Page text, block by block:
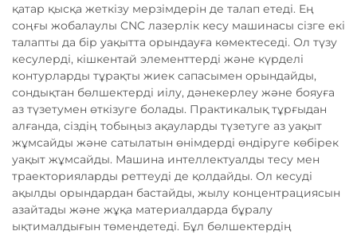
қатар қысқа жеткізу мерзімдерін де талап етеді. Ең
соңғы жобалаулы CNC лазерлік кесу машинасы сізге екі
талапты да бір уақытта орындауға көмектеседі. Ол түзу
кесулерді, кішкентай элементтерді және күрделі
контурларды тұрақты жиек сапасымен орындайды,
сондықтан бөлшектерді иілу, дәнекерлеу және бояуға
аз түзетумен өткізуге болады. Практикалық тұрғыдан
алғанда, сіздің тобыңыз ақауларды түзетуге аз уақыт
жұмсайды және сатылатын өнімдерді өндіруге көбірек
уақыт жұмсайды. Машина интеллектуалды тесу мен
траекторияларды реттеуді де қолдайды. Ол кесуді
ақылды орындардан бастайды, жылу концентрациясын
азайтады және жұқа материалдарда бұралу
ықтималдығын төмендетеді. Бұл бөлшектердің